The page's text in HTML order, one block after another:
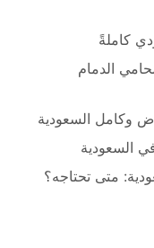
كاملةً
الدمام
وكامل السعودية
السعودية
متى تحتاجه؟